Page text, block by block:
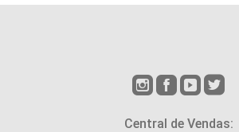
Central de Vendas: